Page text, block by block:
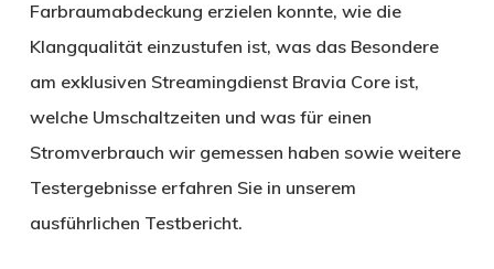
Farbraumabdeckung erzielen konnte, wie die
Klangqualität einzustufen ist, was das Besondere
am exklusiven Streamingdienst Bravia Core ist,
welche Umschaltzeiten und was für einen
Stromverbrauch wir gemessen haben sowie weitere
Testergebnisse erfahren Sie in unserem
ausführlichen Testbericht.